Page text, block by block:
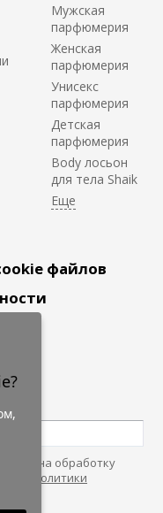
Мужская
парфюмерия
Женская
парфюмерия
Унисекс
парфюмерия
Детская
парфюмерия
Body лосьон
для тела Shaik
файлов
на обработку
"Политики